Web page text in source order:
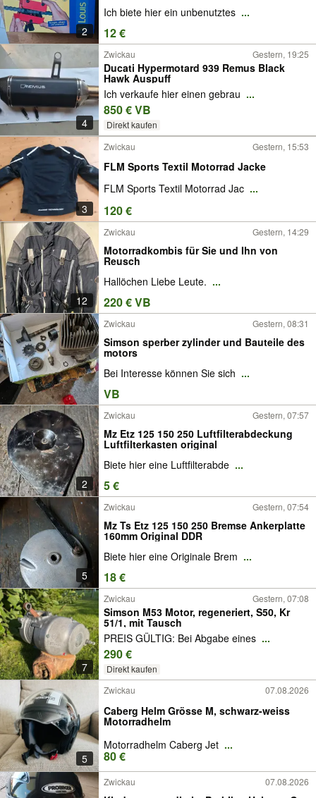
2
Ich biete hier ein unbenutztes ...
12 €
4
Zwickau Gestern, 19:25
Ducati Hypermotard 939 Remus Black
Hawk Auspuff
Ich verkaufe hier einen gebrau ...
850 € VB
Direkt kaufen
3
Zwickau Gestern, 15:53
FLM Sports Textil Motorrad Jacke
FLM Sports Textil Motorrad Jac ...
120 €
12
Zwickau Gestern, 14:29
Motorradkombis für Sie und Ihn von
Reusch
Hallöchen Liebe Leute. ...
220 € VB
Zwickau Gestern, 08:31
Simson sperber zylinder und Bauteile des
motors
Bei Interesse können Sie sich ...
VB
2
Zwickau Gestern, 07:57
Mz Etz 125 150 250 Luftfilterabdeckung
Luftfilterkasten original
Biete hier eine Luftfilterabde ...
5 €
5
Zwickau Gestern, 07:54
Mz Ts Etz 125 150 250 Bremse Ankerplatte
160mm Original DDR
Biete hier eine Originale Brem ...
18 €
7
Zwickau Gestern, 07:08
Simson M53 Motor, regeneriert, S50, Kr
51/1, mit Tausch
PREIS GÜLTIG: Bei Abgabe eines ...
290 €
Direkt kaufen
5
Zwickau 07.08.2026
Caberg Helm Grösse M, schwarz-weiss
Motorradhelm
Motorradhelm Caberg Jet ...
80 €
Zwickau 07.08.2026